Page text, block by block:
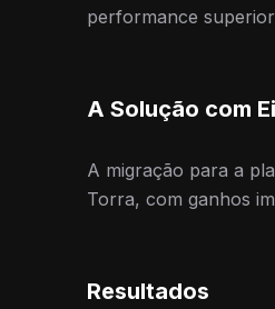
performance
A Solução com
A migração para a
Torra, com ganhos
Resultados